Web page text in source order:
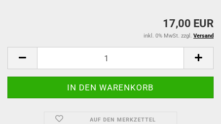
17,00 EUR
inkl. 0% MwSt. zzgl. Versand
AUF DEN MERKZETTEL